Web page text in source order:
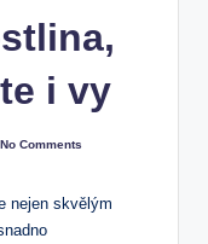
i vy
No Comments
nejen skvělým